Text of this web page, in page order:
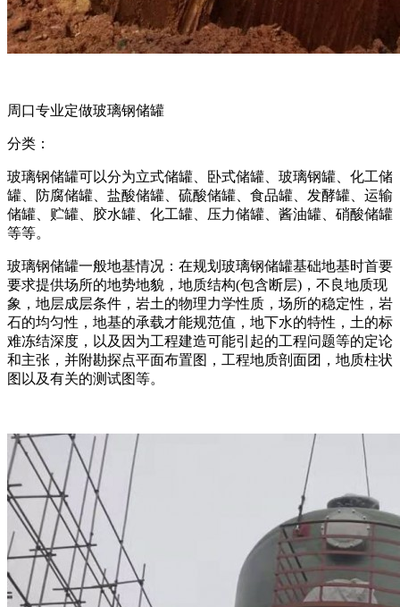
周口专业定做玻璃钢储罐
分类：
玻璃钢储罐可以分为立式储罐、卧式储罐、玻璃钢罐、化工储
罐、防腐储罐、盐酸储罐、硫酸储罐、食品罐、发酵罐、运输
储罐、贮罐、胶水罐、化工罐、压力储罐、酱油罐、硝酸储罐
等等。
玻璃钢储罐一般地基情况：在规划玻璃钢储罐基础地基时首要
要求提供场所的地势地貌，地质结构(包含断层)，不良地质现
象，地层成层条件，岩土的物理力学性质，场所的稳定性，岩
石的均匀性，地基的承载才能规范值，地下水的特性，土的标
难冻结深度，以及因为工程建造可能引起的工程问题等的定论
和主张，并附勘探点平面布置图，工程地质剖面团，地质柱状
图以及有关的测试图等。